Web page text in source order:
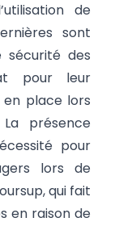
de
sont
sécurité des
pour leur
place lors
présence
pour
lors de
qui fait
en raison de